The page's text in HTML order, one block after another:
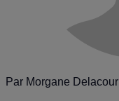
Par Morgane Delacour